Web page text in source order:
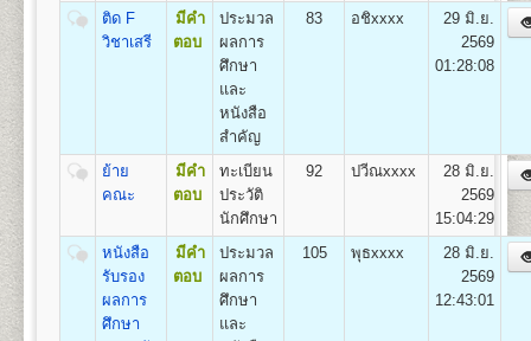
Fine and Applied Arts(B.F.A.)
เปิดสอน3สาขาวิชา
1.สาขาวิชานาฏกรรมไทย
2.สาขาวิชาดนตรีไทย
3.สาขาวิชาดนตรีไทยสมัยนิยม
คณะทัศนมาตรศาสตร์
เปิดสอนระดับปริญญาตรีหลักสูตร 6 ปี จำนวน 238
1.หลักสูตร 6 ปี สำหรับผู้ที่จบมัธยมศึกษาปีที่ 6 โดยเริ่ม
เรียนเป็น Pre-Optometry ในช่วง 2 ปีแรก และเรียน
Optometry ในช่วง 4 ปีหลัง
2.หลักสูตร 4 ปี สำหรับผู้ที่จบการศึกษาระดับปริญญาตรี
6 300 500 800 100 500 100
2,300
500 800 100
500 800
9 450 500 800 100 500 100
2,450
500 800 100
2,500
11 500
2,550
12
ติด F
วิชาเสรี
มีคำ
ตอบ
ประมวล
ผลการ
ศึกษา
และ
หนังสือ
สำคัญ
83 อชิxxxx
29 มิ.ย.
2569
01:28:08
ย้าย
คณะ
มีคำ
ตอบ
ทะเบียน
ประวัติ
นักศึกษา
92 ปวีณxxxx
28 มิ.ย.
2569
15:04:29
หนังสือ
รับรอง
ผลการ
ศึกษา
มีคำ
ตอบ
ประมวล
ผลการ
ศึกษา
และ
105 พุธxxxx
28 มิ.ย.
2569
12:43:01